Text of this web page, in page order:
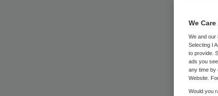
We
We and our
Selecting I
to provide.
ads you
any time by
Website.
Would you